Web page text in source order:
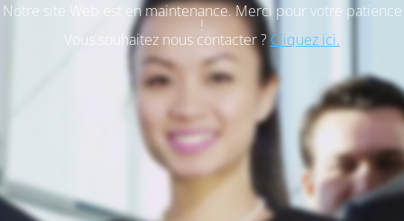
Notre site Web est en maintenance. Merci pour votre patience
!
Vous souhaitez nous contacter ? Cliquez ici.